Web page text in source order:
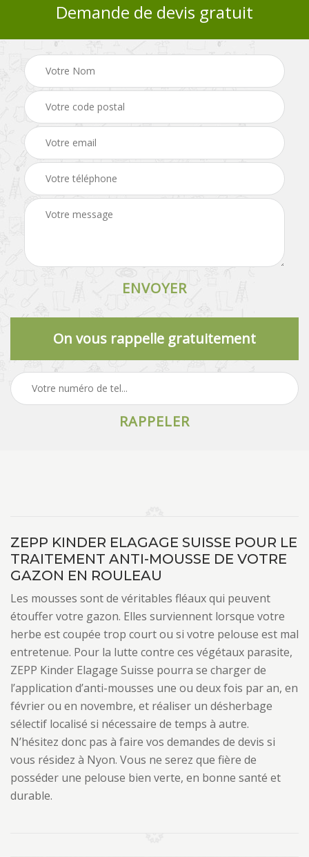
Demande de devis gratuit
On vous rappelle gratuitement
ZEPP KINDER ELAGAGE SUISSE POUR LE
TRAITEMENT ANTI-MOUSSE DE VOTRE
GAZON EN ROULEAU
Les mousses sont de véritables fléaux qui peuvent
étouffer votre gazon. Elles surviennent lorsque votre
herbe est coupée trop court ou si votre pelouse est mal
entretenue. Pour la lutte contre ces végétaux parasite,
ZEPP Kinder Elagage Suisse pourra se charger de
l’application d’anti-mousses une ou deux fois par an, en
février ou en novembre, et réaliser un désherbage
sélectif localisé si nécessaire de temps à autre.
N’hésitez donc pas à faire vos demandes de devis si
vous résidez à Nyon. Vous ne serez que fière de
posséder une pelouse bien verte, en bonne santé et
durable.